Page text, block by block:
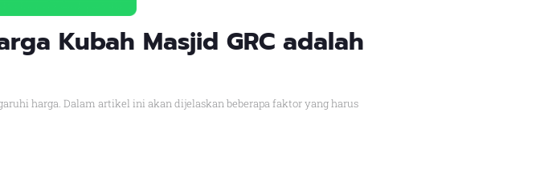
Kubah Masjid GRC adalah
harga. Dalam artikel ini akan dijelaskan beberapa faktor yang harus